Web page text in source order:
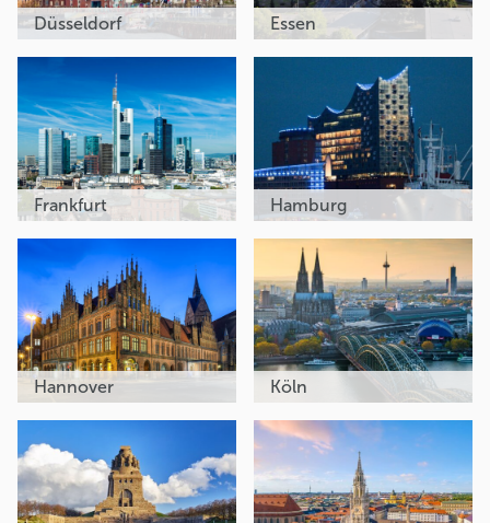
Düsseldorf Essen
Frankfurt Hamburg
Hannover Köln